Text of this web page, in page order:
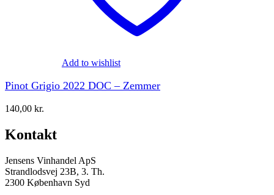
Add to wishlist
Pinot Grigio 2022 DOC – Zemmer
140,00 kr.
Kontakt
Jensens Vinhandel ApS
Strandlodsvej 23B, 3. Th.
2300 København Syd